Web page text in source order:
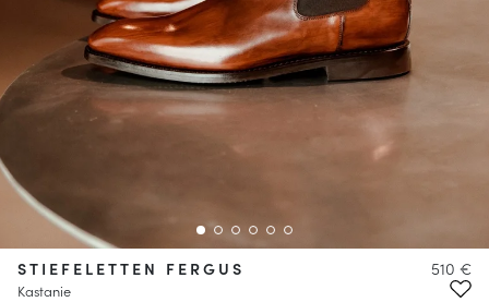
STIEFELETTEN FERGUS
Kastanie
510 €